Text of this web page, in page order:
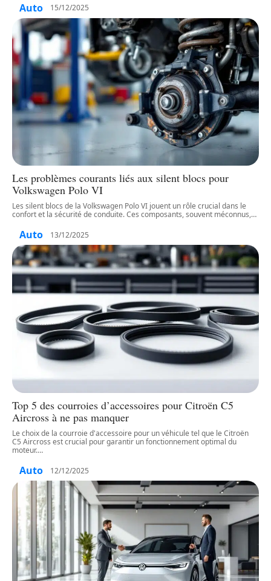
Auto 15/12/2025
Les problèmes courants liés aux silent blocs pour
Volkswagen Polo VI
Les silent blocs de la Volkswagen Polo VI jouent un rôle crucial dans le
confort et la sécurité de conduite. Ces composants, souvent méconnus,…
Auto 13/12/2025
Top 5 des courroies d’accessoires pour Citroën C5
Aircross à ne pas manquer
Le choix de la courroie d'accessoire pour un véhicule tel que le Citroën
C5 Aircross est crucial pour garantir un fonctionnement optimal du
moteur.…
Auto 12/12/2025